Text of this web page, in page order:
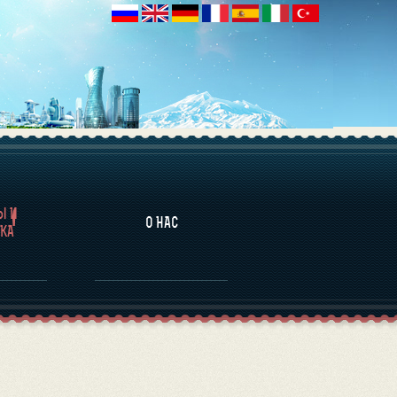
И
О НАС